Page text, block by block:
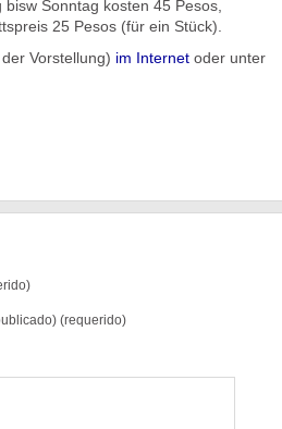
Sonntag kosten 45 Pesos,
25 Pesos (für ein Stück).
Vorstellung) im Internetoder unter
(requerido)